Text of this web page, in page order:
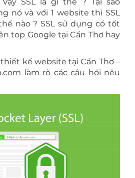
nó và với 1 website thì SSL
nào ? SSL sử dụng có tốt
top Google tại Cần Thơ hay
kế website tại Cần Thơ –
làm rõ các câu hỏi nêu